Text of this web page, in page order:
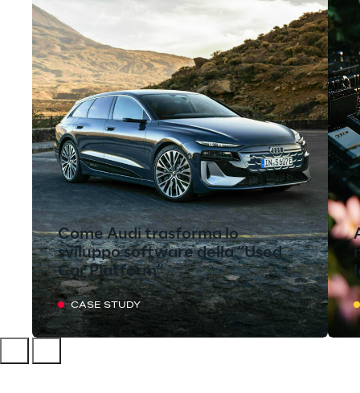
Come Audi trasforma lo
sviluppo software della “Used
Car Platform”
CASE STUDY